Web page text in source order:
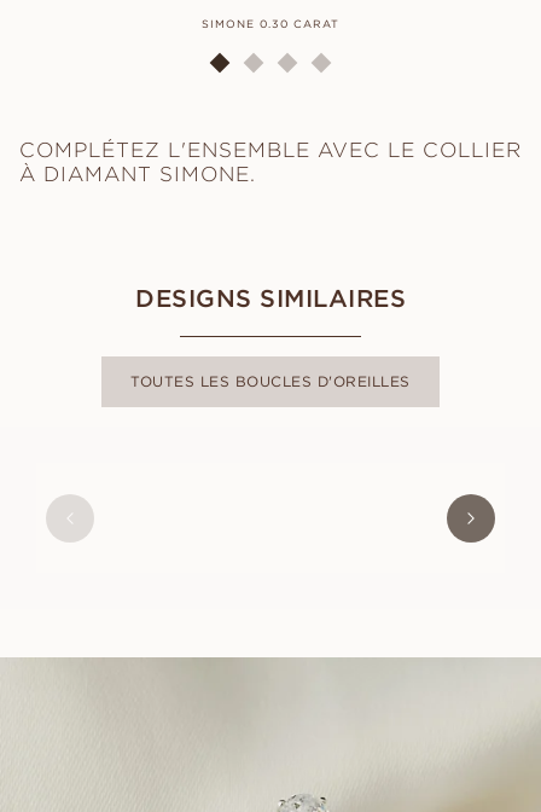
SIMONE 0.30 CARAT
COMPLÉTEZ L'ENSEMBLE AVEC LE COLLIER
À DIAMANT SIMONE.
DESIGNS SIMILAIRES
TOUTES LES BOUCLES D'OREILLES